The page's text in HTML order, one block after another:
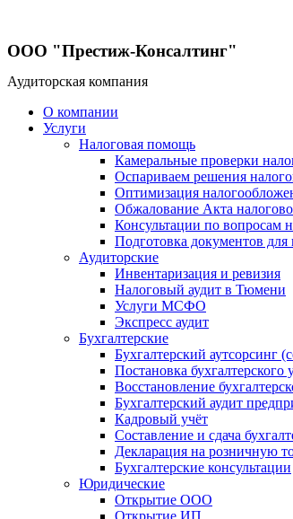
ООО "Престиж-Консалтинг"
Аудиторская компания
О компании
Услуги
Налоговая помощь
Камеральные проверки
Оспариваем решения
Оптимизация
Обжалование Акта
Консультации по вопросам
Подготовка документов
Аудиторские
Инвентаризация и ревизия
Налоговый аудит в Тюмени
Услуги МСФО
Экспресс аудит
Бухгалтерские
Бухгалтерский аутсорсинг
Постановка бухгалтерского
Восстановление
Бухгалтерский аудит
Кадровый учёт
Составление и сдача
Декларация на розничную
Бухгалтерские консультации
Юридические
Открытие ООО
Открытие ИП